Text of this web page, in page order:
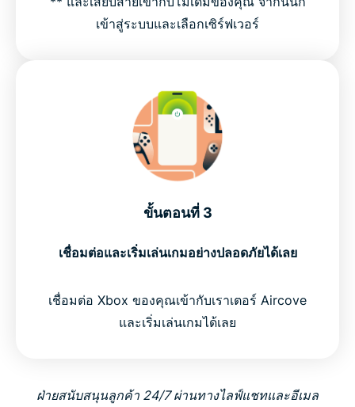
เข้าสู่ระบบและเลือกเซิร์ฟเวอร์
ขั้นตอนที่ 3
เชื่อมต่อและเริ่มเล่นเกมอย่างปลอดภัยได้เลย
เชื่อมต่อ Xbox ของคุณเข้ากับเราเตอร์ Aircove
และเริ่มเล่นเกมได้เลย
ฝ่ายสนับสนุนลูกค้า 24/7 ผ่านทางไลฟ์แชทและอีเมล